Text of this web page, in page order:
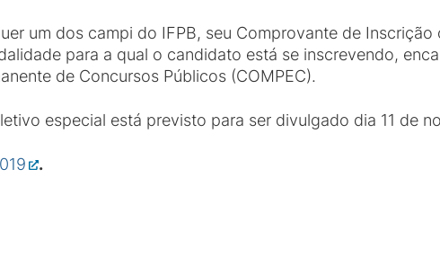
um dos campi do IFPB, seu Comprovante de
para a qual o candidato está se inscrevendo,
de Concursos Públicos (COMPEC).
especial está previsto para ser divulgado dia 11 de
.